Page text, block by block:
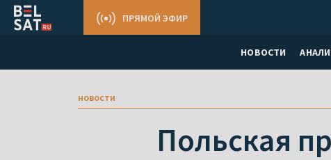
НОВОСТИ
ПРЯМОЙ ЭФИР
новости
Польская